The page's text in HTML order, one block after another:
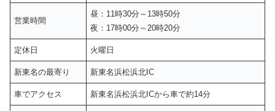
営業時間
昼：11時30分～13時50分
夜：17時00分～20時20分
定休日 火曜日
新東名の最寄り 新東名浜松浜北IC
車でアクセス 新東名浜松浜北ICから車で約14分